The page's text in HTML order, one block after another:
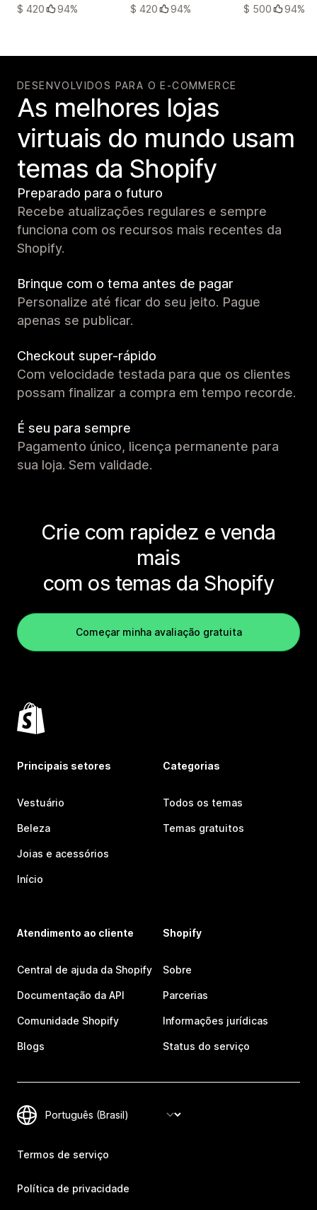
$ 420
94%
$ 420
94%
$ 500
94%
DESENVOLVIDOS PARA O E-COMMERCE
As melhores lojas
virtuais do mundo usam
temas da Shopify
Preparado para o futuro
Recebe atualizações regulares e sempre
funciona com os recursos mais recentes da
Shopify.
Brinque com o tema antes de pagar
Personalize até ficar do seu jeito. Pague
apenas se publicar.
Checkout super-rápido
Com velocidade testada para que os clientes
possam finalizar a compra em tempo recorde.
É seu para sempre
Pagamento único, licença permanente para
sua loja. Sem validade.
Crie com rapidez e venda
mais
com os temas da Shopify
Começar minha avaliação gratuita
Principais setores
Vestuário
Beleza
Joias e acessórios
Início
Categorias
Todos os temas
Temas gratuitos
Atendimento ao cliente
Central de ajuda da Shopify
Documentação da API
Comunidade Shopify
Blogs
Shopify
Sobre
Parcerias
Informações jurídicas
Status do serviço
Termos de serviço
Política de privacidade